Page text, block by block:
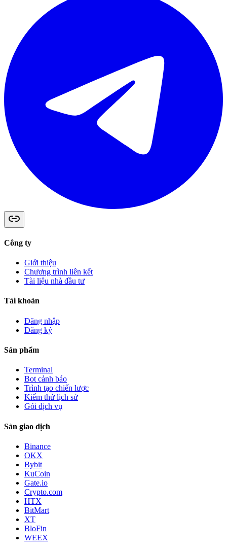
Công ty
Giới thiệu
Chương trình liên kết
Tài liệu nhà đầu tư
Tài khoản
Đăng nhập
Đăng ký
Sản phẩm
Terminal
Bot cảnh báo
Trình tạo chiến lược
Kiểm thử lịch sử
Gói dịch vụ
Sàn giao dịch
Binance
OKX
Bybit
KuCoin
Gate.io
Crypto.com
HTX
BitMart
XT
BloFin
WEEX